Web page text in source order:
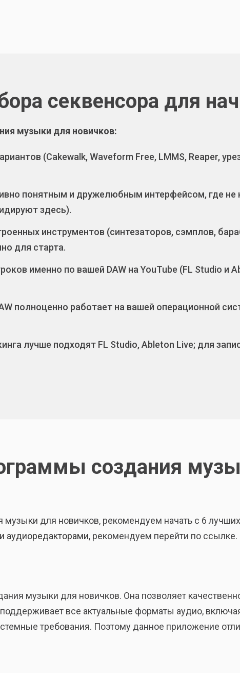
секвенсора для
музыки для новичков:
(Cakewalk, Waveform Free, LMMS, Reaper,
понятным и дружелюбным интерфейсом, где не
здесь).
инструментов (синтезаторов, сэмплов,
для старта.
именно по вашей DAW на YouTube (FL Studio и
полноценно работает на вашей операционной
лучше подходят FL Studio, Ableton Live; для
создания
для новичков, рекомендуем начать с 6
аудиоредакторами, рекомендуем перейти по ссылке.
музыки для новичков. Она позволяет
все актуальные форматы аудио, включая
требования. Поэтому данное приложение